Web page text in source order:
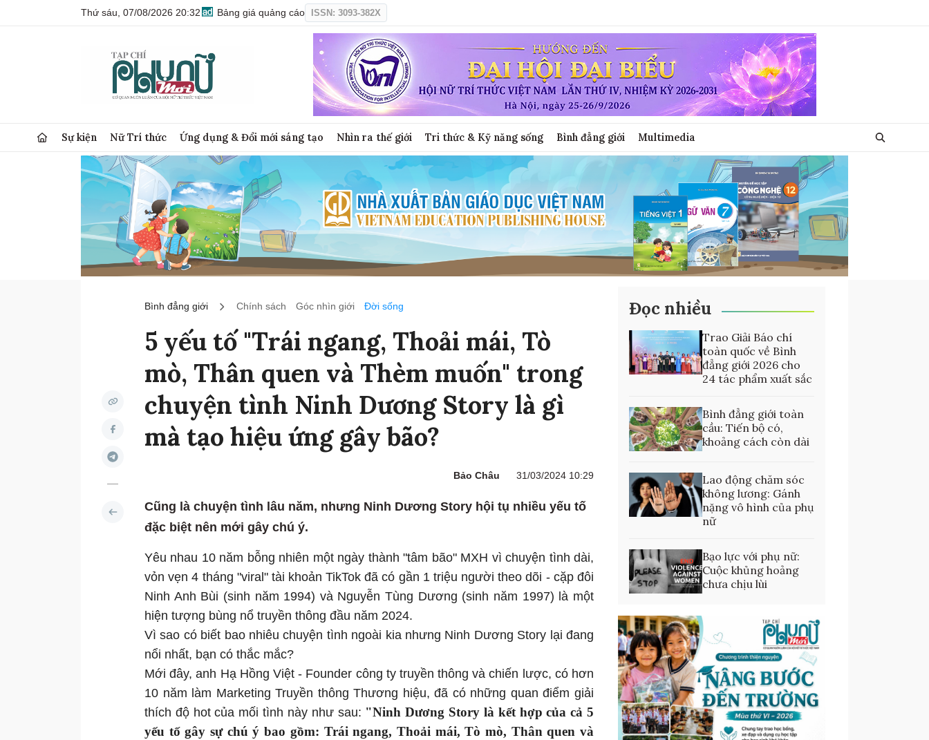
Thứ sáu, 07/08/2026 20:32 Bảng giá quảng cáo ISSN: 3093-382X
Sự kiện Nữ Trí thức Ứng dụng & Đổi mới sáng tạo Nhìn ra thế giới Tri thức & Kỹ năng sống Bình đẳng giới Multimedia
Bình đẳng giới Chính sách Góc nhìn giới Đời sống
5 yếu tố "Trái ngang, Thoải mái, Tò
mò, Thân quen và Thèm muốn" trong
chuyện tình Ninh Dương Story là gì
mà tạo hiệu ứng gây bão?
Bảo Châu 31/03/2024 10:29
Cũng là chuyện tình lâu năm, nhưng Ninh Dương Story hội tụ nhiều yếu tố
đặc biệt nên mới gây chú ý.
Yêu nhau 10 năm bỗng nhiên một ngày thành "tâm bão" MXH vì chuyện tình dài,
vỏn vẹn 4 tháng "viral" tài khoản TikTok đã có gần 1 triệu người theo dõi - cặp đôi
Ninh Anh Bùi (sinh năm 1994) và Nguyễn Tùng Dương (sinh năm 1997) là một
hiện tượng bùng nổ truyền thông đầu năm 2024.
Vì sao có biết bao nhiêu chuyện tình ngoài kia nhưng Ninh Dương Story lại đang
nổi nhất, bạn có thắc mắc?
Mới đây, anh Hạ Hồng Việt - Founder công ty truyền thông và chiến lược, có hơn
10 năm làm Marketing Truyền thông Thương hiệu, đã có những quan điểm giải
thích độ hot của mối tình này như sau: "Ninh Dương Story là kết hợp của cả 5
yếu tố gây sự chú ý bao gồm: Trái ngang, Thoải mái, Tò mò, Thân quen và
Đọc nhiều
Trao Giải Báo chí
toàn quốc về Bình
đẳng giới 2026 cho
24 tác phẩm xuất sắc
Bình đẳng giới toàn
cầu: Tiến bộ có,
khoảng cách còn dài
Lao động chăm sóc
không lương: Gánh
nặng vô hình của phụ
nữ
Bạo lực với phụ nữ:
Cuộc khủng hoảng
chưa chịu lùi